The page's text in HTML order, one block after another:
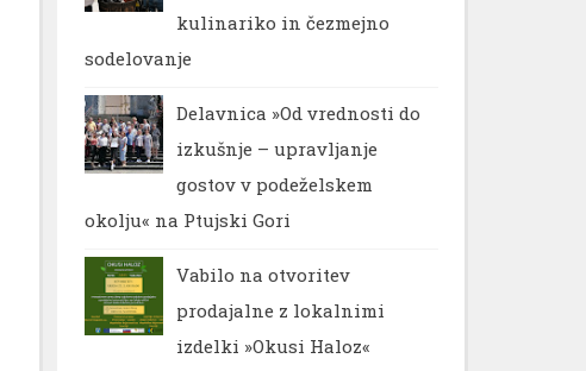
kulinariko in čezmejno
sodelovanje
Delavnica »Od vrednosti do
izkušnje – upravljanje
gostov v podeželskem
okolju« na Ptujski Gori
Vabilo na otvoritev
prodajalne z lokalnimi
izdelki »Okusi Haloz«